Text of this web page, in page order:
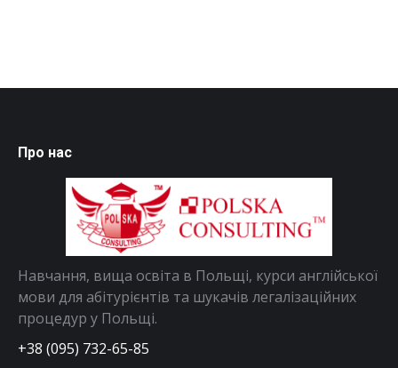
Про нас
Навчання, вища освіта в Польщі, курси англійської
мови для абітурієнтів та шукачів легалізаційних
процедур у Польщі.
+38 (095) 732-65-85